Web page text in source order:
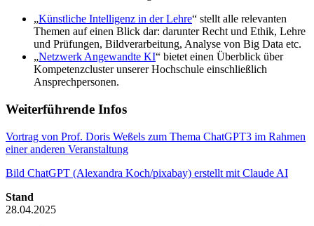
„Künstliche Intelligenz in der Lehre“ stellt alle relevanten
Themen auf einen Blick dar: darunter Recht und Ethik, Lehre
und Prüfungen, Bildverarbeitung, Analyse von Big Data etc.
„Netzwerk Angewandte KI“ bietet einen Überblick über
Kompetenzcluster unserer Hochschule einschließlich
Ansprechpersonen.
Weiterführende Infos
Vortrag von Prof. Doris Weßels zum Thema ChatGPT3 im Rahmen
einer anderen Veranstaltung
Bild ChatGPT (Alexandra Koch/pixabay) erstellt mit Claude AI
Stand
28.04.2025